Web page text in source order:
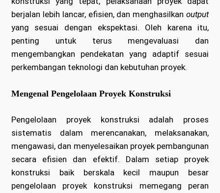
berjalan lebih lancar, efisien, dan menghasilkanoutput
yang sesuai dengan ekspektasi. Oleh karena itu,
penting untuk terus mengevaluasi dan
mengembangkan pendekatan yang adaptif sesuai
perkembangan teknologi dan kebutuhan proyek.
Mengenal Pengelolaan Proyek Konstruksi
Pengelolaan proyek konstruksi adalah proses
sistematis dalam merencanakan, melaksanakan,
mengawasi, dan menyelesaikan proyek pembangunan
secara efisien dan efektif. Dalam setiap proyek
konstruksi baik berskala kecil maupun besar
pengelolaan proyek konstruksi memegang peran